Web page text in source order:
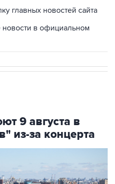
новости в официальном
9 августа в
из-за концерта